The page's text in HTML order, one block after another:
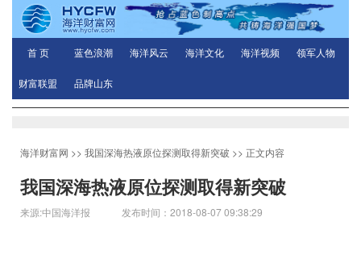
首 页 蓝色浪潮 海洋风云 海洋文化 海洋视频 领军人物
财富联盟 品牌山东
海洋财富网 >> 我国深海热液原位探测取得新突破 >> 正文内容
我国深海热液原位探测取得新突破
来源:中国海洋报 发布时间：2018-08-07 09:38:29